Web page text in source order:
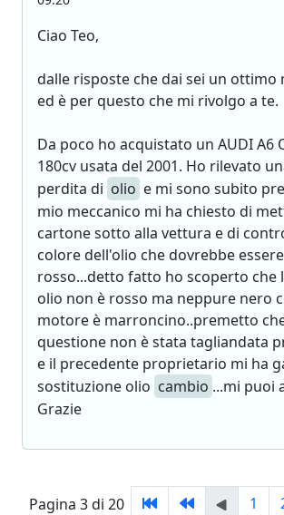
Ciao Teo,
dalle risposte che dai sei un ottimo
ed è per questo che mi rivolgo a te.
Da poco ho acquistato un AUDI A6
180cv usata del 2001. Ho rilevato
perdita di olio e mi sono subito
mio meccanico mi ha chiesto di
cartone sotto alla vettura e di
colore dell'olio che dovrebbe essere
rosso...detto fatto ho scoperto che
olio non è rosso ma neppure nero
motore è marroncino..premetto
questione non è stata tagliandata
e il precedente proprietario mi ha
sostituzione olio cambio ...mi puoi
Grazie
Pagina 3 di 20 1